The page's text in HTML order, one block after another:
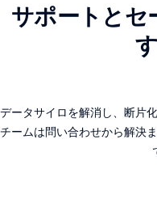
サポートとセ
データサイロを解消し、断片
チームは問い合わせから解決